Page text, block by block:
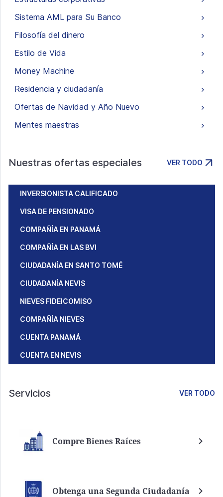
Sistema AML para Su Banco
Filosofía del dinero
Estilo de Vida
Money Machine
Residencia y ciudadanía
Ofertas de Navidad y Año Nuevo
Mentes maestras
Nuestras ofertas especiales VER TODO
INVERSIONISTA CALIFICADO
VISA DE PENSIONADO
COMPAÑÍA EN PANAMÁ
COMPAÑÍA EN LAS BVI
CIUDADANÍA EN SANTO TOMÉ
CIUDADANÍA NEVIS
NIEVES FIDEICOMISO
COMPAÑÍA NIEVES
CUENTA PANAMÁ
CUENTA EN NEVIS
Servicios VER TODO
Compre Bienes Raíces
Obtenga una Segunda Ciudadanía